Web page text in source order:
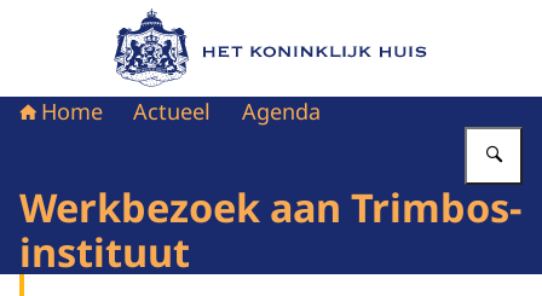
Naar de homepage van Het Koninklijk Huis
Home Actueel Agenda
Werkbezoek aan Trimbos-
instituut